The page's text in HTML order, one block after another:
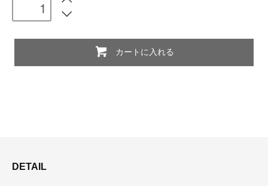
カートに入れる
DETAIL